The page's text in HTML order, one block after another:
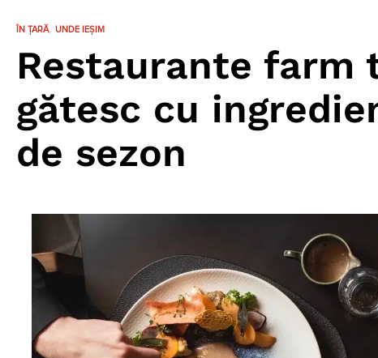
ÎN ȚARĂ UNDE IEȘIM
Restaurante farm
gătesc cu
de sezon